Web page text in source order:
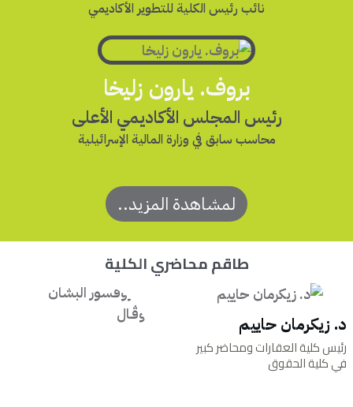
نائب رئيس الكلية للتطوير الأكاديمي
بروف. يارون زليخا
رئيس المجلس الأكاديمي الأعلى
محاسب سابق في وزارة المالية الإسرائيلية
لمشاهدة المزيد..
طاقم محاضري الكلية
د. زيكرمان حاييم
رئيس كلية العقارات ومحاضر كبير
في كلية الحقوق